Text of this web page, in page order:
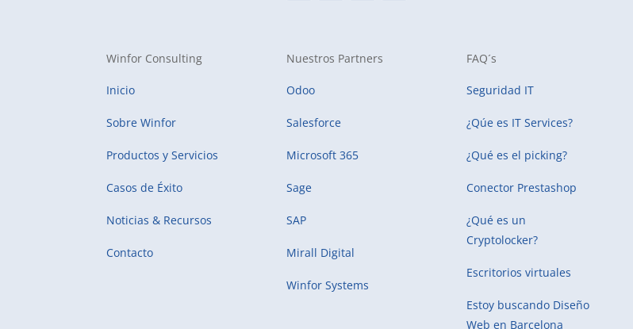
Winfor Consulting
Inicio
Sobre Winfor
Productos y Servicios
Casos de Éxito
Noticias & Recursos
Contacto
Nuestros Partners
Odoo
Salesforce
Microsoft 365
Sage
SAP
Mirall Digital
Winfor Systems
FAQ´s
Seguridad IT
¿Qúe es IT Services?
¿Qué es el picking?
Conector Prestashop
¿Qué es un
Cryptolocker?
Escritorios virtuales
Estoy buscando Diseño
Web en Barcelona